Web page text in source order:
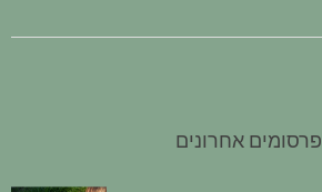
פרסומים אחרונים